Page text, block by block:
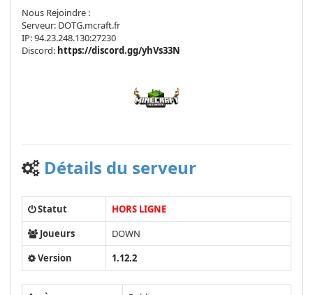
Nous Rejoindre :
Serveur: DOTG.mcraft.fr
IP: 94.23.248.130:27230
Discord: https://discord.gg/yhVs33N
Détails du serveur
Statut
HORS LIGNE
Joueurs
DOWN
Version
1.12.2